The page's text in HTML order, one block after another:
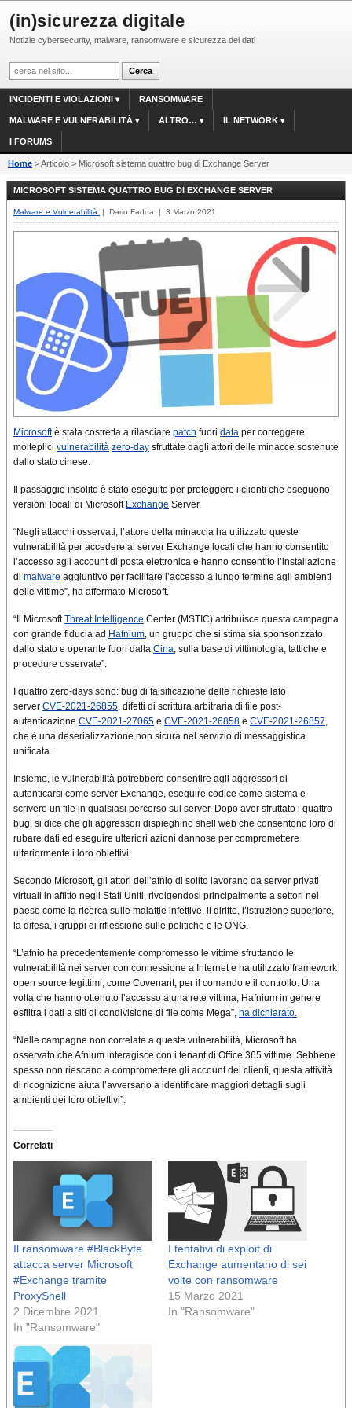
(in)sicurezza digitale
Notizie cybersecurity, malware, ransomware e sicurezza dei dati
INCIDENTI E VIOLAZIONI RANSOMWARE
MALWARE E VULNERABILITÀ ALTRO… IL NETWORK
I FORUMS
Home > Articolo > Microsoft sistema quattro bug di Exchange Server
MICROSOFT SISTEMA QUATTRO BUG DI EXCHANGE SERVER
Malware e Vulnerabilità | Dario Fadda | 3 Marzo 2021
Microsoftè stata costretta a rilasciare patch fuori data per correggere
molteplici vulnerabilità zero-day sfruttate dagli attori delle minacce sostenute
dallo stato cinese.
Il passaggio insolito è stato eseguito per proteggere i clienti che eseguono
versioni locali di Microsoft Exchange Server.
“Negli attacchi osservati, l’attore della minaccia ha utilizzato queste
vulnerabilità per accedere ai server Exchange locali che hanno consentito
l’accesso agli account di posta elettronica e hanno consentito l’installazione
di malware aggiuntivo per facilitare l’accesso a lungo termine agli ambienti
delle vittime”, ha affermato Microsoft.
“Il MicrosoftThreat Intelligence Center (MSTIC) attribuisce questa campagna
con grande fiducia ad Hafnium, un gruppo che si stima sia sponsorizzato
dallo stato e operante fuori dalla Cina, sulla base di vittimologia, tattiche e
procedure osservate”.
I quattro zero-days sono: bug di falsificazione delle richieste lato
server CVE-2021-26855, difetti di scrittura arbitraria di file post-
autenticazione CVE-2021-27065 e CVE-2021-26858 e CVE-2021-26857,
che è una deserializzazione non sicura nel servizio di messaggistica
unificata.
Insieme, le vulnerabilità potrebbero consentire agli aggressori di
autenticarsi come server Exchange, eseguire codice come sistema e
scrivere un file in qualsiasi percorso sul server. Dopo aver sfruttato i quattro
bug, si dice che gli aggressori dispieghino shell web che consentono loro di
rubare dati ed eseguire ulteriori azioni dannose per compromettere
ulteriormente i loro obiettivi.
Secondo Microsoft, gli attori dell’afnio di solito lavorano da server privati ​​
virtuali in affitto negli Stati Uniti, rivolgendosi principalmente a settori nel
paese come la ricerca sulle malattie infettive, il diritto, l’istruzione superiore,
la difesa, i gruppi di riflessione sulle politiche e le ONG.
“L’afnio ha precedentemente compromesso le vittime sfruttando le
vulnerabilità nei server con connessione a Internet e ha utilizzato framework
open source legittimi, come Covenant, per il comando e il controllo. Una
volta che hanno ottenuto l’accesso a una rete vittima, Hafnium in genere
esfiltra i dati a siti di condivisione di file come Mega”, ha dichiarato.
“Nelle campagne non correlate a queste vulnerabilità, Microsoft ha
osservato che Afnium interagisce con i tenant di Office 365 vittime. Sebbene
spesso non riescano a compromettere gli account dei clienti, questa attività
di ricognizione aiuta l’avversario a identificare maggiori dettagli sugli
ambienti dei loro obiettivi”.
Correlati
Il ransomware #BlackByte
attacca server Microsoft
#Exchange tramite
ProxyShell
2 Dicembre 2021
In "Ransomware"
I tentativi di exploit di
Exchange aumentano di sei
volte con ransomware
15 Marzo 2021
In "Ransomware"